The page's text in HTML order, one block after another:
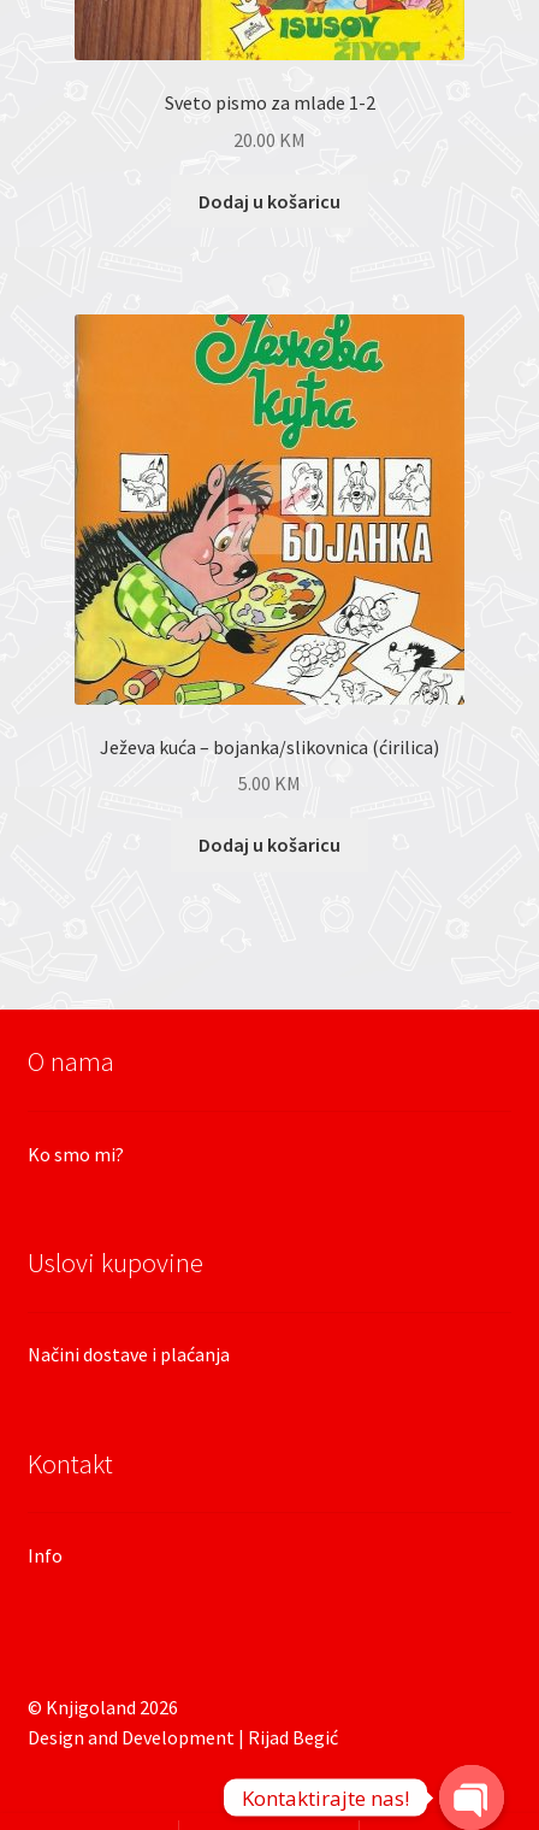
Sveto pismo za mlade 1-2
20.00 KM
Dodaj u košaricu
Ježeva kuća – bojanka/slikovnica (ćirilica)
5.00 KM
Dodaj u košaricu
O nama
Ko smo mi?
Uslovi kupovine
Načini dostave i plaćanja
Kontakt
Info
© Knjigoland 2026
Design and Development | Rijad Begić
Kontaktirajte nas!